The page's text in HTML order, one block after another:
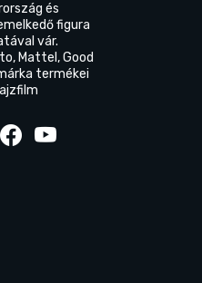
és
figura
vár.
Mattel, Good
termékei